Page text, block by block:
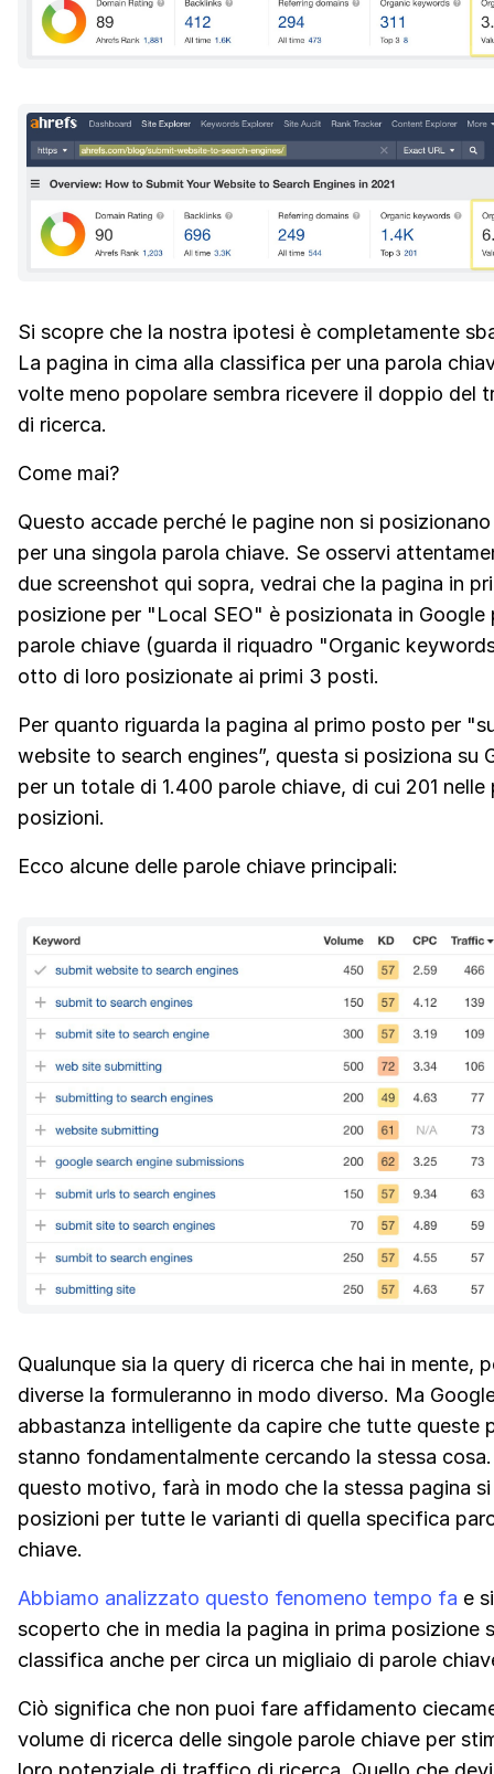
Si scopre che la nostra ipotesi è completamente
La pagina in cima alla classifica per una parola
volte meno popolare sembra ricevere il doppio del
di ricerca.
Come mai?
Questo accade perché le pagine non si
per una singola parola chiave. Se osservi
due screenshot qui sopra, vedrai che la pagina in
posizione per "Local SEO" è posizionata in Google
parole chiave (guarda il riquadro "Organic
otto di loro posizionate ai primi 3 posti.
Per quanto riguarda la pagina al primo posto per
website to search engines”, questa si posiziona su
per un totale di 1.400 parole chiave, di cui 201 nelle
posizioni.
Ecco alcune delle parole chiave principali:
Qualunque sia la query di ricerca che hai in mente,
diverse la formuleranno in modo diverso. Ma
abbastanza intelligente da capire che tutte queste
stanno fondamentalmente cercando la stessa
questo motivo, farà in modo che la stessa pagina si
posizioni per tutte le varianti di quella specifica
chiave.
Abbiamo analizzato questo fenomeno tempo fa e
scoperto che in media la pagina in prima posizione
classifica anche per circa un migliaio di parole
Ciò significa che non puoi fare affidamento
volume di ricerca delle singole parole chiave per